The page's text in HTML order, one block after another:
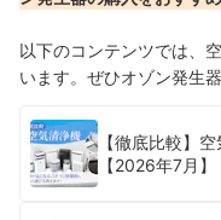
以下のコンテンツでは、
います。ぜひオゾン発生
【徹底比較】
【2026年7月】